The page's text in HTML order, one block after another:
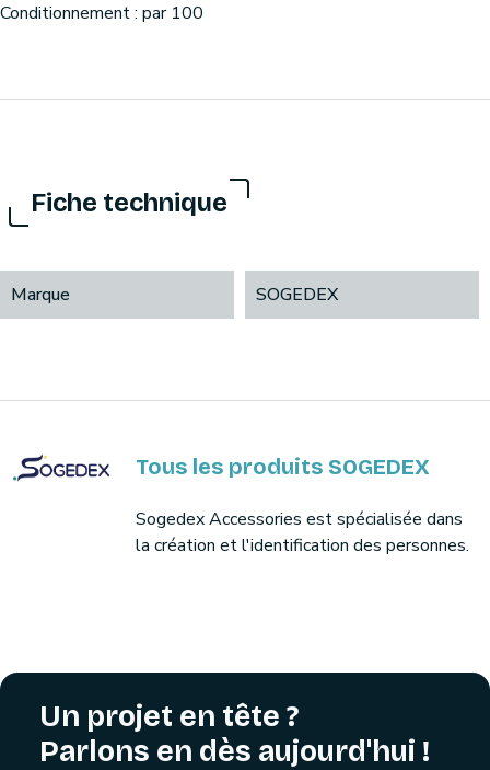
Conditionnement : par 100
Fiche technique
Marque SOGEDEX
Tous les produits SOGEDEX
Sogedex Accessories est spécialisée dans
la création et l'identification des personnes.
Un projet en tête ?
Parlons en dès aujourd'hui !